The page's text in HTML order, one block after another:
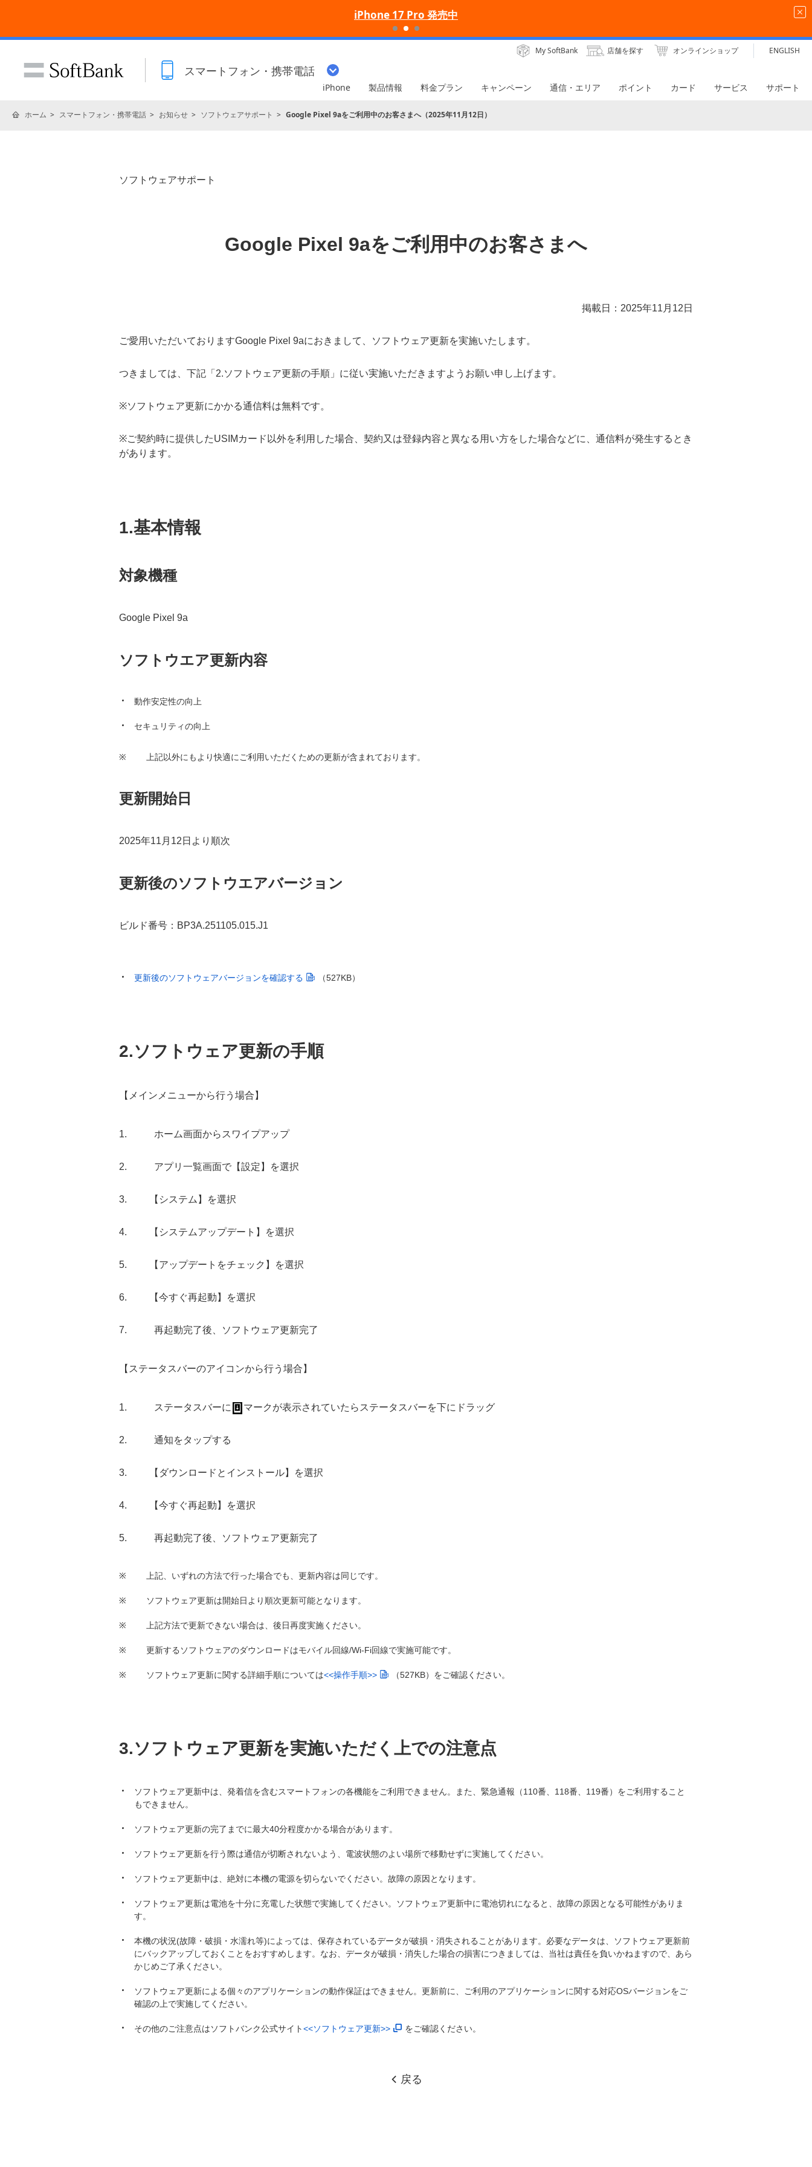
iPhone 17 Pro 発売中
スマートフォン・携帯電話
My SoftBank 店舗を探す オンラインショップ ENGLISH
iPhone 製品情報 料金プラン キャンペーン 通信・エリア ポイント カード サービス サポート
ホーム スマートフォン・携帯電話 お知らせ ソフトウェアサポート Google Pixel 9aをご利用中のお客さまへ（2025年11月12日）
ソフトウェアサポート
Google Pixel 9aをご利用中のお客さまへ
掲載日：2025年11月12日
ご愛用いただいておりますGoogle Pixel 9aにおきまして、ソフトウェア更新を実施いたします。
つきましては、下記「2.ソフトウェア更新の手順」に従い実施いただきますようお願い申し上げます。
※ソフトウェア更新にかかる通信料は無料です。
※ご契約時に提供したUSIMカード以外を利用した場合、契約又は登録内容と異なる用い方をした場合などに、通信料が発生するとき
があります。
1.基本情報
対象機種
Google Pixel 9a
ソフトウエア更新内容
動作安定性の向上
セキュリティの向上
※ 上記以外にもより快適にご利用いただくための更新が含まれております。
更新開始日
2025年11月12日より順次
更新後のソフトウエアバージョン
ビルド番号：BP3A.251105.015.J1
更新後のソフトウェアバージョンを確認する （527KB）
2.ソフトウェア更新の手順
【メインメニューから行う場合】
ホーム画面からスワイプアップ
アプリ一覧画面で【設定】を選択
【システム】を選択
【システムアップデート】を選択
【アップデートをチェック】を選択
【今すぐ再起動】を選択
再起動完了後、ソフトウェア更新完了
【ステータスバーのアイコンから行う場合】
ステータスバーに マークが表示されていたらステータスバーを下にドラッグ
通知をタップする
【ダウンロードとインストール】を選択
【今すぐ再起動】を選択
再起動完了後、ソフトウェア更新完了
※ 上記、いずれの方法で行った場合でも、更新内容は同じです。
※ ソフトウェア更新は開始日より順次更新可能となります。
※ 上記方法で更新できない場合は、後日再度実施ください。
※ 更新するソフトウェアのダウンロードはモバイル回線/Wi-Fi回線で実施可能です。
※ ソフトウェア更新に関する詳細手順については<<操作手順>> （527KB） をご確認ください。
3.ソフトウェア更新を実施いただく上での注意点
ソフトウェア更新中は、発着信を含むスマートフォンの各機能をご利用できません。また、緊急通報（110番、118番、119番）をご利用すること
もできません。
ソフトウェア更新の完了までに最大40分程度かかる場合があります。
ソフトウェア更新を行う際は通信が切断されないよう、電波状態のよい場所で移動せずに実施してください。
ソフトウェア更新中は、絶対に本機の電源を切らないでください。故障の原因となります。
ソフトウェア更新は電池を十分に充電した状態で実施してください。ソフトウェア更新中に電池切れになると、故障の原因となる可能性がありま
す。
本機の状況(故障・破損・水濡れ等)によっては、保存されているデータが破損・消失されることがあります。必要なデータは、ソフトウェア更新前
にバックアップしておくことをおすすめします。なお、データが破損・消失した場合の損害につきましては、当社は責任を負いかねますので、あら
かじめご了承ください。
ソフトウェア更新による個々のアプリケーションの動作保証はできません。更新前に、ご利用のアプリケーションに関する対応OSバージョンをご
確認の上で実施してください。
その他のご注意点はソフトバンク公式サイト<<ソフトウェア更新>> をご確認ください。
戻る